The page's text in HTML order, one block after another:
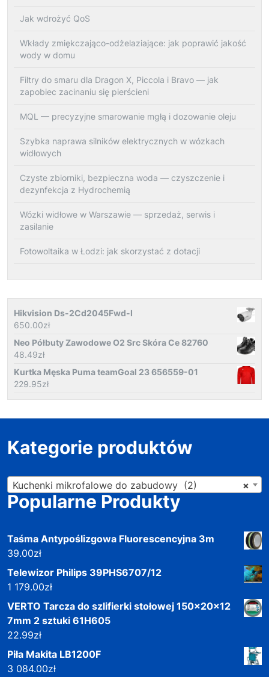
Jak wdrożyć QoS
Wkłady zmiękczająco-odżelaziające: jak poprawić jakość
wody w domu
Filtry do smaru dla Dragon X, Piccola i Bravo — jak
zapobiec zacinaniu się pierścieni
MQL — precyzyjne smarowanie mgłą i dozowanie oleju
Szybka naprawa silników elektrycznych w wózkach
widłowych
Czyste zbiorniki, bezpieczna woda — czyszczenie i
dezynfekcja z Hydrochemią
Wózki widłowe w Warszawie — sprzedaż, serwis i
zasilanie
Fotowoltaika w Łodzi: jak skorzystać z dotacji
Hikvision Ds-2Cd2045Fwd-I
650.00zł
Neo Półbuty Zawodowe O2 Src Skóra Ce 82760
48.49zł
Kurtka Męska Puma teamGoal 23 656559-01
229.95zł
Kategorie produktów
×
Kuchenki mikrofalowe do zabudowy (2)
Popularne Produkty
Taśma Antypoślizgowa Fluorescencyjna 3m
39.00zł
Telewizor Philips 39PHS6707/12
1 179.00zł
VERTO Tarcza do szlifierki stołowej 150x20x12
7mm 2 sztuki 61H605
22.99zł
Piła Makita LB1200F
3 084.00zł